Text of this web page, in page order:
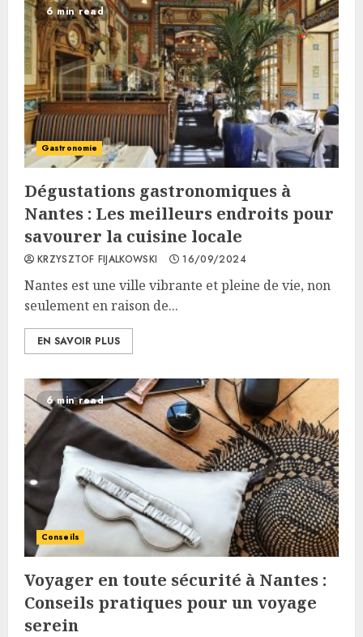
6 min read
Gastronomie
Dégustations gastronomiques à
Nantes : Les meilleurs endroits pour
savourer la cuisine locale
KRZYSZTOF FIJALKOWSKI 16/09/2024
Nantes est une ville vibrante et pleine de vie, non
seulement en raison de...
EN SAVOIR PLUS
6 min read
Conseils
Voyager en toute sécurité à Nantes :
Conseils pratiques pour un voyage
serein